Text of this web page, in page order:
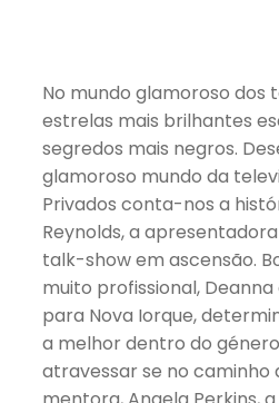
No mundo glamoroso dos
estrelas mais brilhantes
segredos mais negros.
glamoroso mundo da
Privados conta-nos a
Reynolds, a
talk-show em ascensão.
muito profissional,
para Nova Iorque,
a melhor dentro do
atravessar se no caminho